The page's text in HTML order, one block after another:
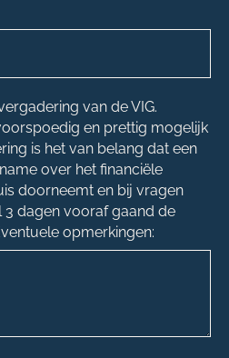
van de VIG.
en prettig mogelijk
is het van belang dat een
over het financiële
doorneemt en bij vragen
3 dagen vooraf gaand de
opmerkingen: